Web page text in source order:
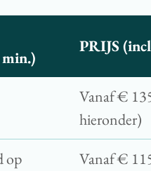
PRIJS
Vanaf €
hieronder)
op
Vanaf €